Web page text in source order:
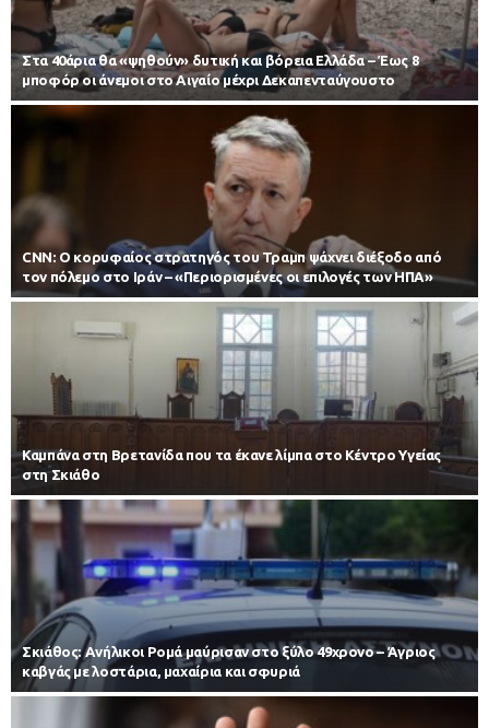
Στα 40άρια θα «ψηθούν» δυτική και βόρεια Ελλάδα – Έως 8
μποφόρ οι άνεμοι στο Αιγαίο μέχρι Δεκαπενταύγουστο
CNN: Ο κορυφαίος στρατηγός του Τραμπ ψάχνει διέξοδο από
τον πόλεμο στο Ιράν – «Περιορισμένες οι επιλογές των ΗΠΑ»
Καμπάνα στη Βρετανίδα που τα έκανε λίμπα στο Κέντρο Υγείας
στη Σκιάθο
Σκιάθος: Ανήλικοι Ρομά μαύρισαν στο ξύλο 49χρονο – Άγριος
καβγάς με λοστάρια, μαχαίρια και σφυριά